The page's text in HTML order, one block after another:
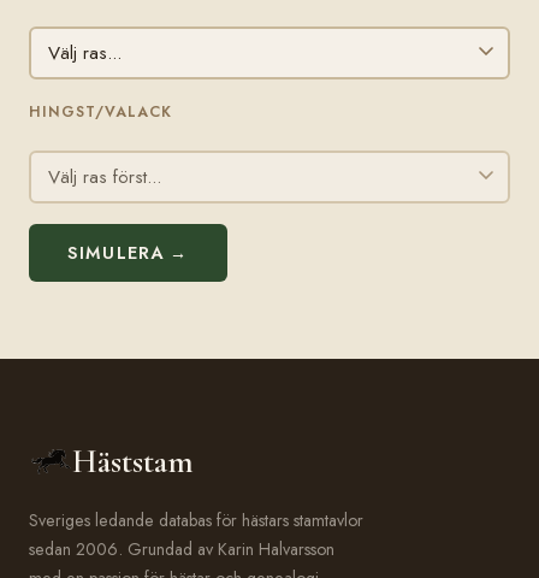
HINGST/VALACK
SIMULERA →
Häststam
Sveriges ledande databas för hästars stamtavlor
sedan 2006. Grundad av Karin Halvarsson